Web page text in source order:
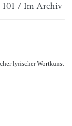
/ Im Archiv
lyrischer Wortkunst